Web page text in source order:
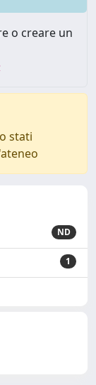
o creare un
stati
ND
1